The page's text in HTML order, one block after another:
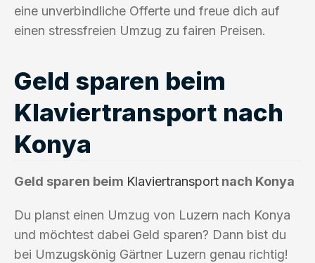
eine unverbindliche Offerte und freue dich auf
einen stressfreien Umzug zu fairen Preisen.
Geld sparen beim
Klaviertransport nach
Konya
Geld sparen beim Klaviertransport nach Konya
Du planst einen Umzug von Luzern nach Konya
und möchtest dabei Geld sparen? Dann bist du
bei Umzugskönig Gärtner Luzern genau richtig!